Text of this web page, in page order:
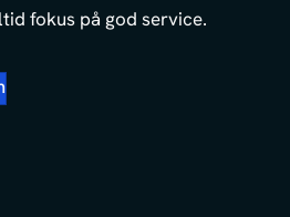
fokus på god service.